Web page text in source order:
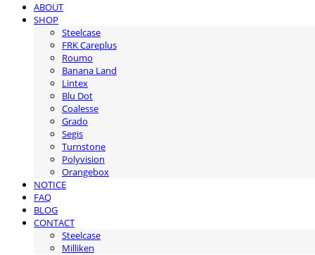
ABOUT
SHOP
Steelcase
FRK Careplus
Roumo
Banana Land
Lintex
Blu Dot
Coalesse
Grado
Segis
Turnstone
Polyvision
Orangebox
NOTICE
FAQ
BLOG
CONTACT
Steelcase
Milliken